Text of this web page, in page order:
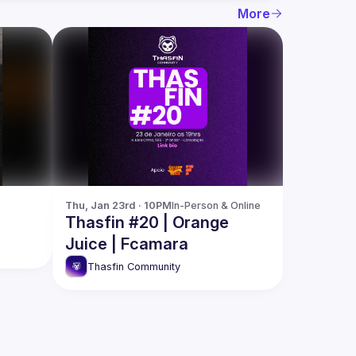
More
Thu, Jan 23rd · 10PMIn-Person & Online
Thasfin #20 | Orange
Juice | Fcamara
Thasfin Community